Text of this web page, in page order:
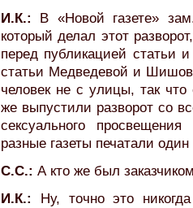
И.К.:
В «Новой газете»
который делал этот
перед публикацией статьи
статьи Медведевой и
человек не с улицы, так
же выпустили разворот со
сексуального
разные газеты печатали
С.С.: А кто же был
И.К.:
Ну, точно это